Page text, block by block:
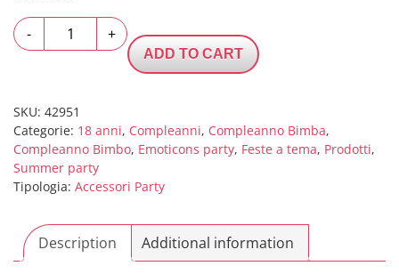
-
Pirottini
alimentare
Ø
50
-
h
mm
+
ADD TO CART
SKU: 42951
Categorie: 18 anni, Compleanni, Compleanno Bimba,
Compleanno Bimbo, Emoticons party, Feste a tema, Prodotti,
Summer party
Tipologia: Accessori Party
Description Additional information